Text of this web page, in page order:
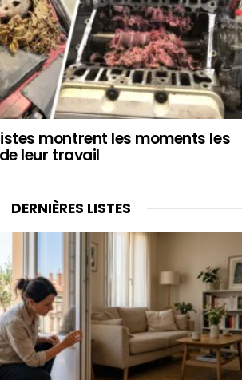
montrent les moments les
leur travail
DERNIÈRES LISTES